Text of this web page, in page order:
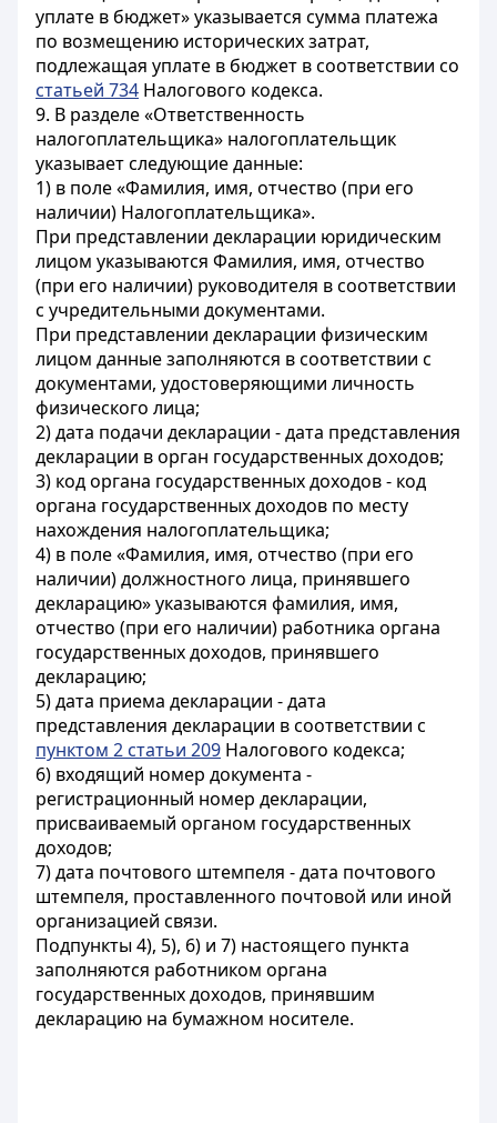
уплате в бюджет» указывается сумма платежа
по возмещению исторических затрат,
подлежащая уплате в бюджет в соответствии со
статьей 734 Налогового кодекса.
9. В разделе «Ответственность
налогоплательщика» налогоплательщик
указывает следующие данные:
1) в поле «Фамилия, имя, отчество (при его
наличии) Налогоплательщика».
При представлении декларации юридическим
лицом указываются Фамилия, имя, отчество
(при его наличии) руководителя в соответствии
с учредительными документами.
При представлении декларации физическим
лицом данные заполняются в соответствии с
документами, удостоверяющими личность
физического лица;
2) дата подачи декларации - дата представления
декларации в орган государственных доходов;
3) код органа государственных доходов - код
органа государственных доходов по месту
нахождения налогоплательщика;
4) в поле «Фамилия, имя, отчество (при его
наличии) должностного лица, принявшего
декларацию» указываются фамилия, имя,
отчество (при его наличии) работника органа
государственных доходов, принявшего
декларацию;
5) дата приема декларации - дата
представления декларации в соответствии с
пунктом 2 статьи 209 Налогового кодекса;
6) входящий номер документа -
регистрационный номер декларации,
присваиваемый органом государственных
доходов;
7) дата почтового штемпеля - дата почтового
штемпеля, проставленного почтовой или иной
организацией связи.
Подпункты 4), 5), 6) и 7) настоящего пункта
заполняются работником органа
государственных доходов, принявшим
декларацию на бумажном носителе.